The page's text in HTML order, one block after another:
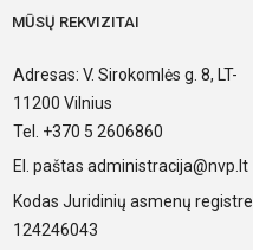
MŪSŲ REKVIZITAI
Adresas: V. Sirokomlės g. 8, LT-
11200 Vilnius
Tel. +370 5 2606860
El. paštas administracija@nvp.lt
Kodas Juridinių asmenų registre
124246043